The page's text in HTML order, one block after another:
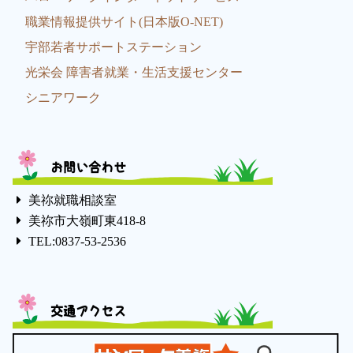
職業情報提供サイト(日本版O-NET)
宇部若者サポートステーション
光栄会 障害者就業・生活支援センター
シニアワーク
お問い合わせ
美祢就職相談室
美祢市大嶺町東418-8
TEL:0837-53-2536
交通アクセス